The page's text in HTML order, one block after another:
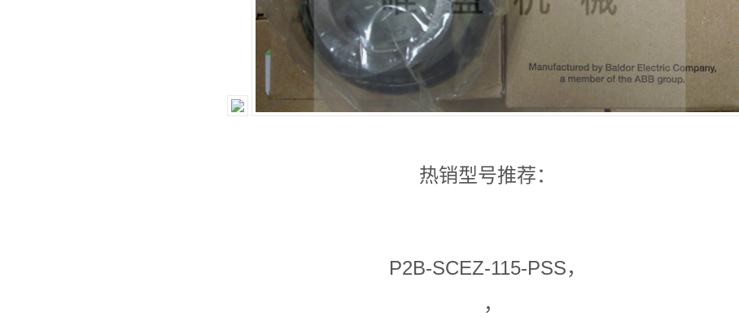
热销型号推荐：
P2B-SCEZ-115-PSS，
，